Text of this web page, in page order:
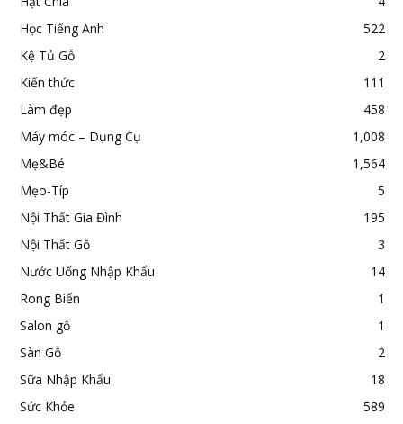
Học Tiếng Anh
522
Kệ Tủ Gỗ
2
Kiến thức
111
Làm đẹp
458
Máy móc – Dụng Cụ
1,008
Mẹ&Bé
1,564
Mẹo-Típ
5
Nội Thất Gia Đình
195
Nội Thất Gỗ
3
Nước Uống Nhập Khẩu
14
Rong Biển
1
Salon gỗ
1
Sàn Gỗ
2
Sữa Nhập Khẩu
18
Sức Khỏe
589